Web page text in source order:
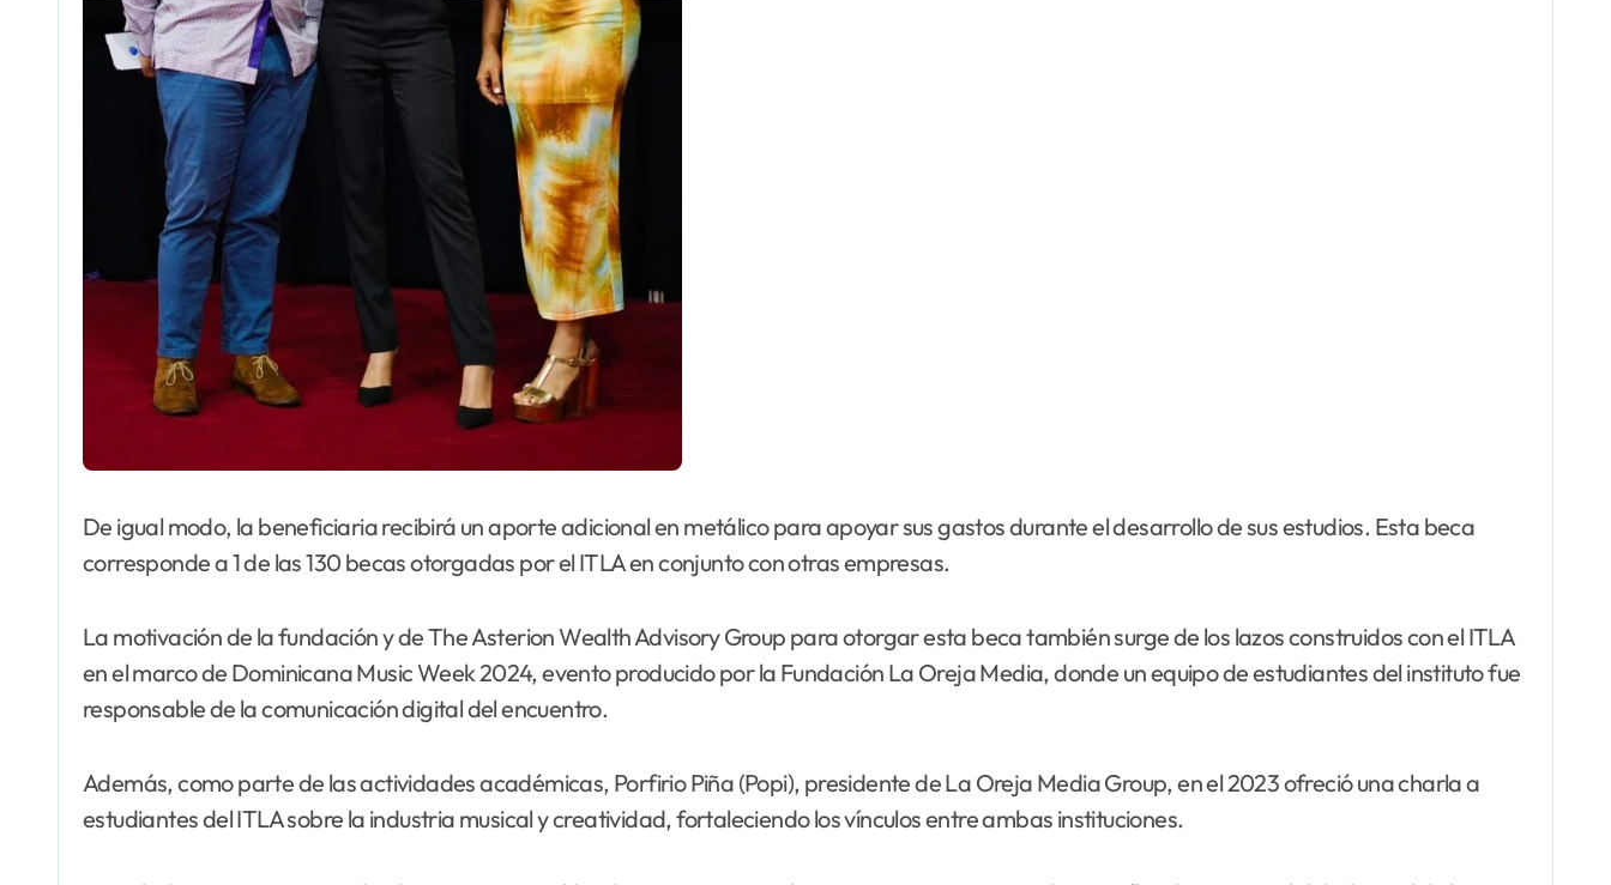
De igual modo, la beneficiaria recibirá un aporte adicional en metálico para apoyar sus gastos durante el desarrollo de sus estudios. Esta beca
corresponde a 1 de las 130 becas otorgadas por el ITLA en conjunto con otras empresas.
La motivación de la fundación y de The Asterion Wealth Advisory Group para otorgar esta beca también surge de los lazos construidos con el ITLA
en el marco de Dominicana Music Week 2024, evento producido por la Fundación La Oreja Media, donde un equipo de estudiantes del instituto fue
responsable de la comunicación digital del encuentro.
Además, como parte de las actividades académicas, Porfirio Piña (Popi), presidente de La Oreja Media Group, en el 2023 ofreció una charla a
estudiantes del ITLA sobre la industria musical y creatividad, fortaleciendo los vínculos entre ambas instituciones.